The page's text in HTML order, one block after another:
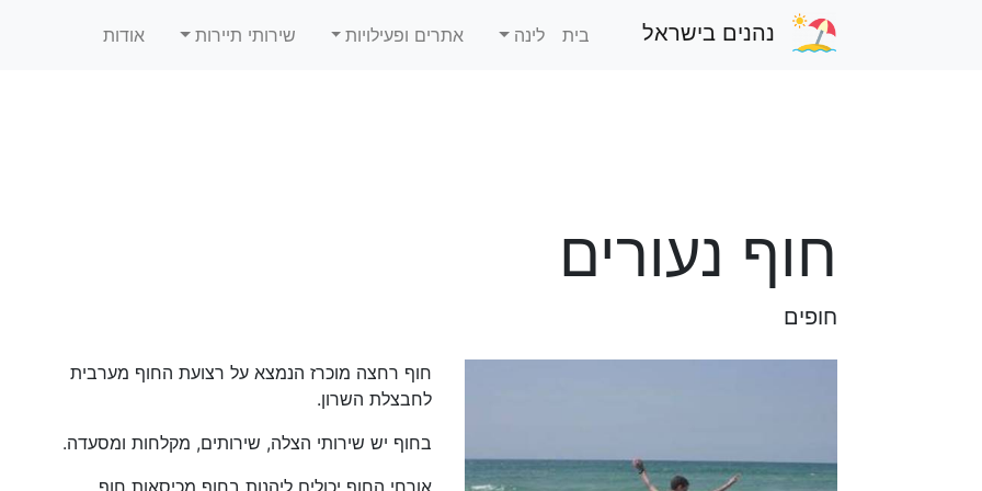
נהנים בישראל בית לינה אתרים ופעילויות שירותי תיירות אודות
חוף נעורים
חופים
חוף רחצה מוכרז הנמצא על רצועת החוף מערבית
לחבצלת השרון.
בחוף יש שירותי הצלה, שירותים, מקלחות ומסעדה.
אורחי החוף יכולים ליהנות בחוף מכיסאות חוף